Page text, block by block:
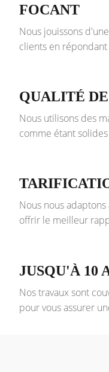
FOCANT
Nous jouissons
clients en
QUALITÉ
Nous utilisons des
comme étant
Nous nous
offrir le meilleur
JUSQU'À 10
Nos travaux sont
pour vous assurer